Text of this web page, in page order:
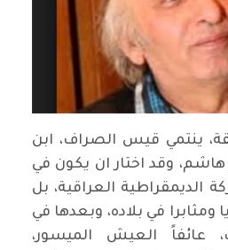
ينتمي قيس الصراف، ابن
وقد اختار ان يكون في
الديمقراطية العراقية، بل
في بلاده، وبعدها في
عائفاً العيش الميسور،